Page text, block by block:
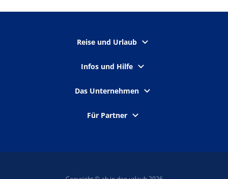
Reise und Urlaub
Infos und Hilfe
Das Unternehmen
Für Partner